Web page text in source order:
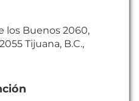
los Buenos 2060,
Tijuana, B.C.,